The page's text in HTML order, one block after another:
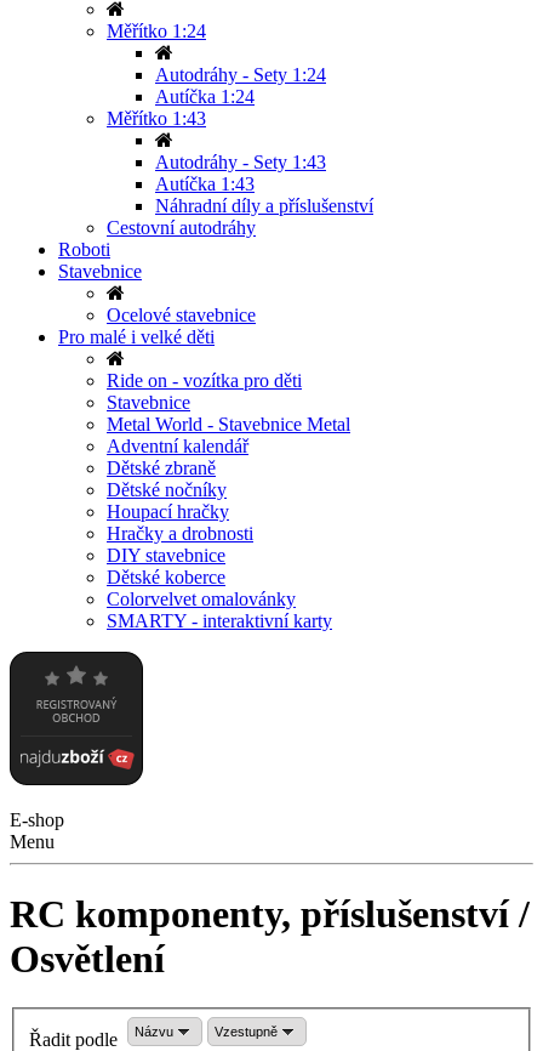
Měřítko 1:24
Autodráhy - Sety 1:24
Autíčka 1:24
Měřítko 1:43
Autodráhy - Sety 1:43
Autíčka 1:43
Náhradní díly a příslušenství
Cestovní autodráhy
Roboti
Stavebnice
Ocelové stavebnice
Pro malé i velké děti
Ride on - vozítka pro děti
Stavebnice
Metal World - Stavebnice Metal
Adventní kalendář
Dětské zbraně
Dětské nočníky
Houpací hračky
Hračky a drobnosti
DIY stavebnice
Dětské koberce
Colorvelvet omalovánky
SMARTY - interaktivní karty
E-shop
Menu
RC komponenty, příslušenství /
Osvětlení
Řadit podle Názvu Vzestupně